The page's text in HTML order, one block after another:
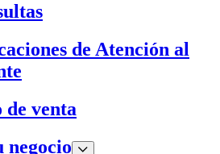
de Atención al
de venta
negocio